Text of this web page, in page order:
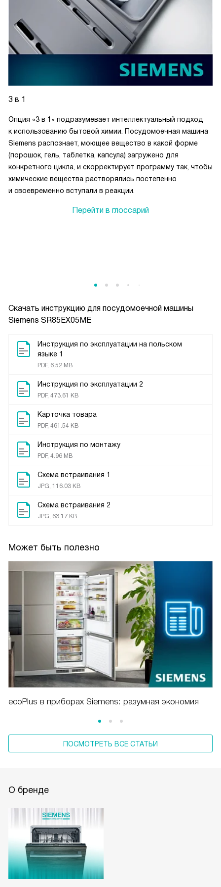
Скачать инструкцию для посудомоечной машины
Siemens SR85EX05ME
Инструкция по эксплуатации на польском
языке 1
PDF, 6.52 MB
Инструкция по эксплуатации 2
PDF, 473.61 KB
Карточка товара
PDF, 461.54 KB
Инструкция по монтажу
PDF, 4.96 MB
Схема встраивания 1
JPG, 116.03 KB
Схема встраивания 2
JPG, 63.17 KB
Может быть полезно
ecoPlus в приборах Siemens: разумная экономия
ПОСМОТРЕТЬ ВСЕ СТАТЬИ
3 в 1
Опция «3 в 1» подразумевает интеллектуальный подход
к использованию бытовой химии. Посудомоечная машина
Siemens распознает, моющее вещество в какой форме
(порошок, гель, таблетка, капсула) загружено для
конкретного цикла, и скорректирует программу так, чтобы
химические вещества растворялись постепенно
и своевременно вступали в реакции.
Перейти в глоссарий
О бренде